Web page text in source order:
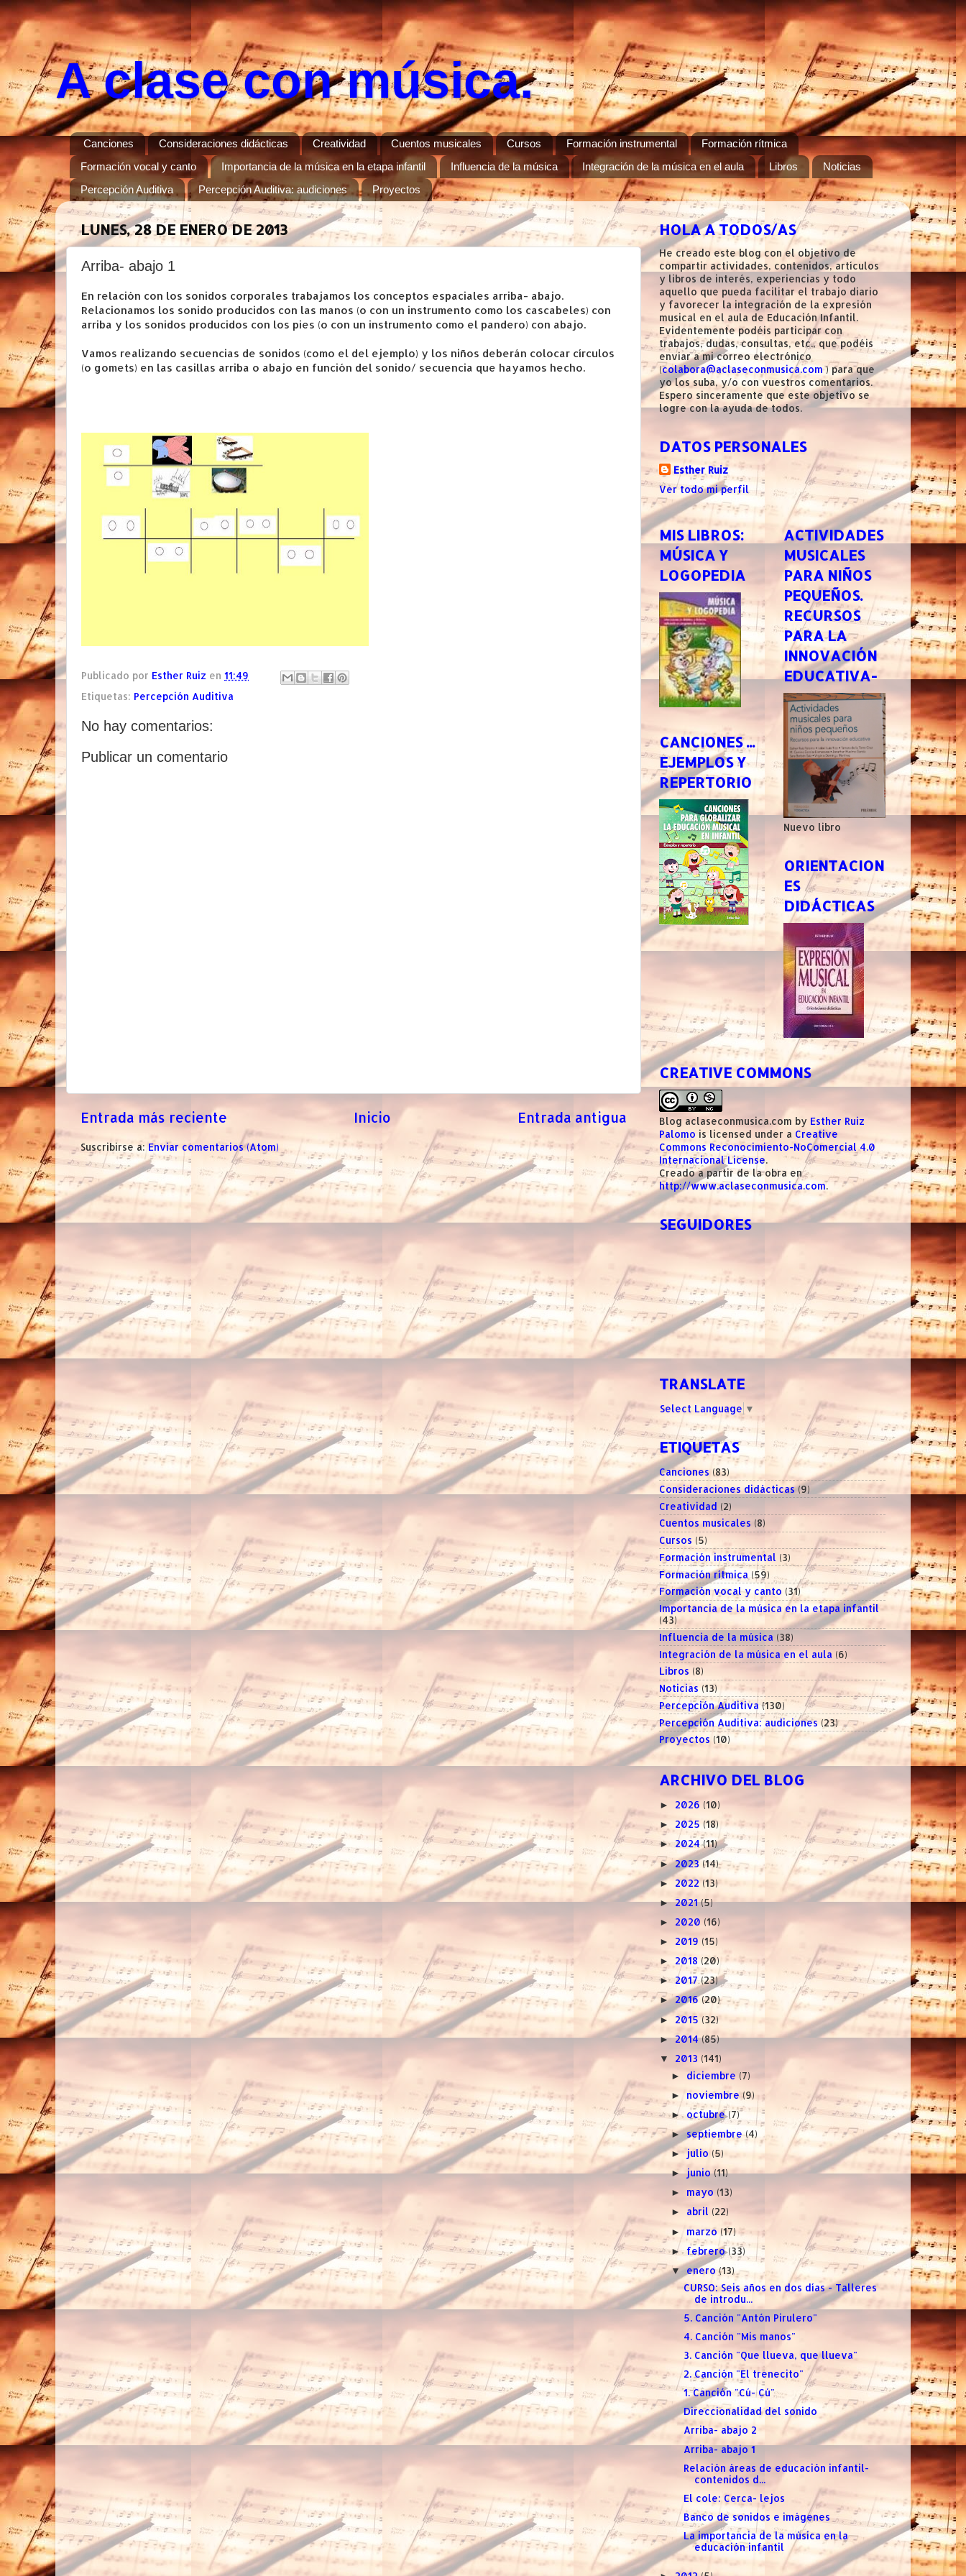
A clase con música.
Canciones Consideraciones didácticas Creatividad Cuentos musicales Cursos Formación instrumental
Formación rítmica
Formación vocal y canto
Importancia de la música en la etapa infantil Influencia de la música Integración de la música en el aula Libros
Noticias
Percepción Auditiva
Percepción Auditiva: audiciones Proyectos
LUNES, 28 DE ENERO DE 2013
Arriba- abajo 1
En relación con los sonidos corporales trabajamos los conceptos espaciales arriba- abajo.
Relacionamos los sonido producidos con las manos (o con un instrumento como los cascabeles) con
arriba y los sonidos producidos con los pies (o con un instrumento como el pandero) con abajo.
Vamos realizando secuencias de sonidos (como el del ejemplo) y los niños deberán colocar círculos
(o gomets) en las casillas arriba o abajo en función del sonido/ secuencia que hayamos hecho.
Publicado por Esther Ruiz en 11:49
Etiquetas: Percepción Auditiva
No hay comentarios:
Publicar un comentario
Entrada más reciente Entrada antigua
Inicio
Suscribirse a:Enviar comentarios (Atom)
HOLA A TODOS/AS
He creado este blog con el objetivo de
compartir actividades, contenidos, artículos
y libros de interés, experiencias y todo
aquello que pueda facilitar el trabajo diario
y favorecer la integración de la expresión
musical en el aula de Educación Infantil.
Evidentemente podéis participar con
trabajos, dudas, consultas, etc., que podéis
enviar a mi correo electrónico
(colabora@aclaseconmusica.com) para que
yo los suba, y/o con vuestros comentarios.
Espero sinceramente que este objetivo se
logre con la ayuda de todos.
DATOS PERSONALES
Esther Ruiz
Ver todo mi perfil
MIS LIBROS:
MÚSICA Y
LOGOPEDIA
CANCIONES ...
EJEMPLOS Y
REPERTORIO
ACTIVIDADES
MUSICALES
PARA NIÑOS
PEQUEÑOS.
RECURSOS
PARA LA
INNOVACIÓN
EDUCATIVA-
Nuevo libro
ORIENTACION
ES
DIDÁCTICAS
CREATIVE COMMONS
Blog aclaseconmusica.com by Esther Ruiz
Palomo is licensed under a Creative
Commons Reconocimiento-NoComercial 4.0
Internacional License.
Creado a partir de la obra en
http://www.aclaseconmusica.com.
SEGUIDORES
TRANSLATE
Select Language ▼
ETIQUETAS
Canciones (83)
Consideraciones didácticas (9)
Creatividad (2)
Cuentos musicales (8)
Cursos (5)
Formación instrumental (3)
Formación rítmica (59)
Formación vocal y canto (31)
Importancia de la música en la etapa infantil
(43)
Influencia de la música (38)
Integración de la música en el aula (6)
Libros (8)
Noticias (13)
Percepción Auditiva (130)
Percepción Auditiva: audiciones (23)
Proyectos (10)
ARCHIVO DEL BLOG
► 2026 (10)
► 2025(18)
► 2024(11)
►2023(14)
► 2022 (13)
►2021(5)
► 2020 (16)
► 2019 (15)
► 2018 (20)
► 2017(23)
►2016(20)
► 2015 (32)
►2014(85)
▼ 2013 (141)
► diciembre (7)
►noviembre(9)
► octubre(7)
►septiembre(4)
►julio (5)
►junio(11)
► mayo (13)
► abril (22)
►marzo (17)
►febrero(33)
▼enero(13)
CURSO: Seis años en dos días - Talleres
de introdu...
5. Canción "Antón Pirulero"
4. Canción "Mis manos"
3. Canción "Que llueva, que llueva"
2. Canción "El trenecito"
1. Canción "Cú- Cú"
Direccionalidad del sonido
Arriba- abajo 2
Arriba- abajo 1
Relación áreas de educación infantil-
contenidos d...
El cole: Cerca- lejos
Banco de sonidos e imágenes
La importancia de la música en la
educación infantil